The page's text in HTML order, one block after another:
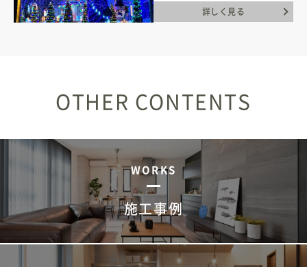
詳しく見る
OTHER CONTENTS
WORKS
施工事例